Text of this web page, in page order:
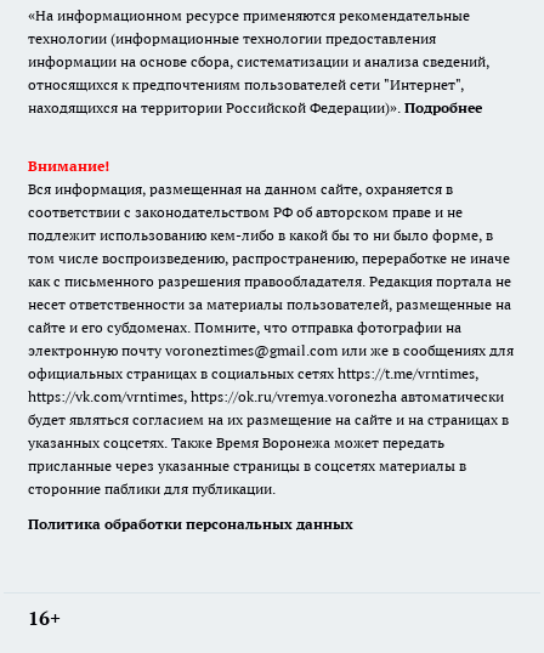
«На информационном ресурсе применяются рекомендательные
технологии (информационные технологии предоставления
информации на основе сбора, систематизации и анализа сведений,
относящихся к предпочтениям пользователей сети "Интернет",
находящихся на территории Российской Федерации)». Подробнее
Внимание!
Вся информация, размещенная на данном сайте, охраняется в
соответствии с законодательством РФ об авторском праве и не
подлежит использованию кем-либо в какой бы то ни было форме, в
том числе воспроизведению, распространению, переработке не иначе
как с письменного разрешения правообладателя. Редакция портала не
несет ответственности за материалы пользователей, размещенные на
сайте и его субдоменах. Помните, что отправка фотографии на
электронную почту voroneztimes@gmail.com или же в сообщениях для
официальных страницах в социальных сетях https://t.me/vrntimes,
https://vk.com/vrntimes, https://ok.ru/vremya.voronezha автоматически
будет являться согласием на их размещение на сайте и на страницах в
указанных соцсетях. Также Время Воронежа может передать
присланные через указанные страницы в соцсетях материалы в
сторонние паблики для публикации.
Политика обработки персональных данных
16+